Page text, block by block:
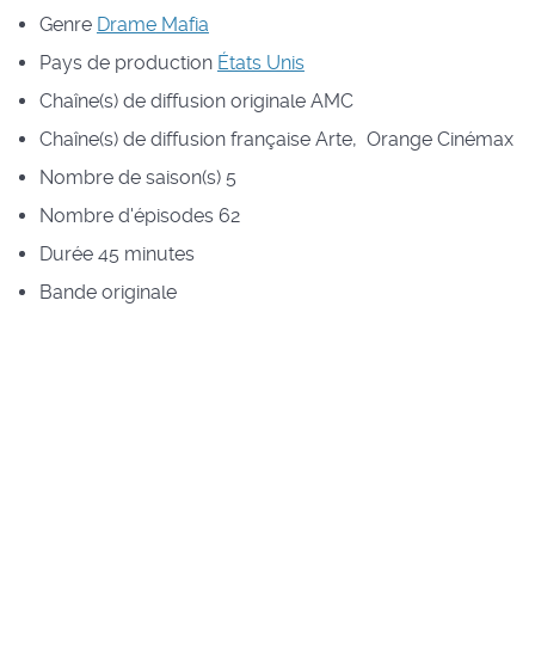
Genre DrameMafia
Pays de production États Unis
Chaîne(s) de diffusion originale AMC
Chaîne(s) de diffusion française Arte, Orange Cinémax
Nombre de saison(s) 5
Nombre d'épisodes 62
Durée 45 minutes
Bande originale